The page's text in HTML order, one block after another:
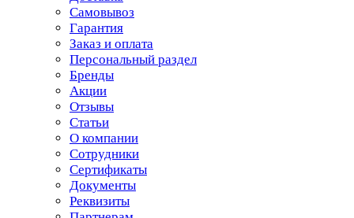
Самовывоз
Гарантия
Заказ и оплата
Персональный раздел
Бренды
Акции
Отзывы
Статьи
О компании
Сотрудники
Сертификаты
Документы
Реквизиты